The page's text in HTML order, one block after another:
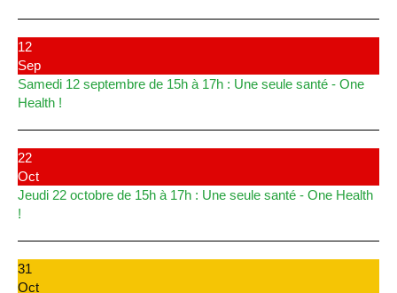
12
Sep
Samedi 12 septembre de 15h à 17h : Une seule santé - One
Health !
22
Oct
Jeudi 22 octobre de 15h à 17h : Une seule santé - One Health
!
31
Oct